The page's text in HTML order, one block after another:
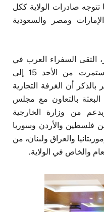
تتوجه صادرات الولاية ككل
ومصر والسعودية
التقى السفراء العرب في
زيارة للولاية الاسبوع الماضي استمرت من الأحد 15 إلى
بالذكر أن الغرفة التجارية
البعثة بالتعاون مع مجلس
من وزارة الخارجية
فلسطين والأردن وسوريا
والعراق ولبنان، من
والخاص في الولاية.